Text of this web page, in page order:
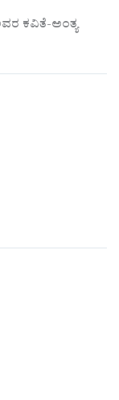
ಕವಿತೆ-ಅಂತ್ಯ